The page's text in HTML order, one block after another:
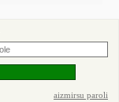
aizmirsu paroli